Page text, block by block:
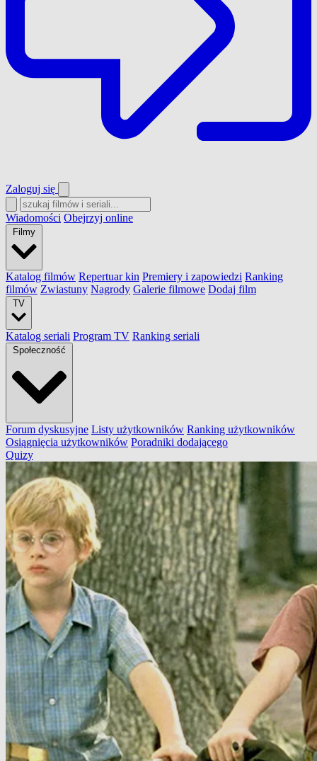
Zaloguj się
Wiadomości Obejrzyj online
Filmy
Katalog filmów Repertuar kin Premiery i zapowiedzi Ranking
filmów Zwiastuny Nagrody Galerie filmowe Dodaj film
TV
Katalog seriali Program TV Ranking seriali
Społeczność
Forum dyskusyjne Listy użytkowników Ranking użytkowników
Osiągnięcia użytkowników Poradniki dodającego
Quizy